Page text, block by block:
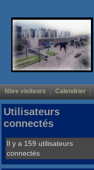
Nbre visiteurs Calendrier
Utilisateurs
connectés
Il y a 159 utilisateurs
connectés